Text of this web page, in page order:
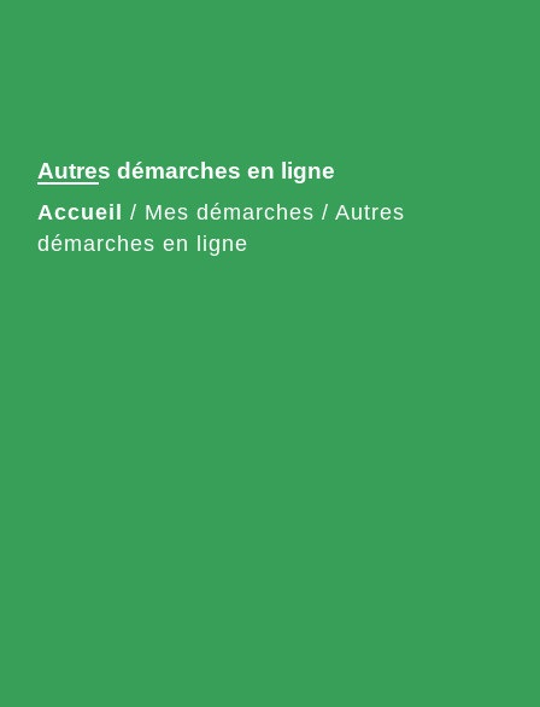
Autres démarches en ligne
Accueil / Mes démarches / Autres
démarches en ligne